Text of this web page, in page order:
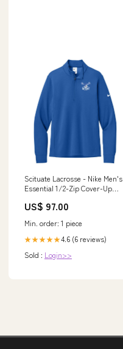
Scituate Lacrosse - Nike Men's
Essential 1/2-Zip Cover-Up
w/ Left Chest (S008)
US$ 97.00
Min. order: 1 piece
★★★★★4.6 (6 reviews)
Sold : Login>>